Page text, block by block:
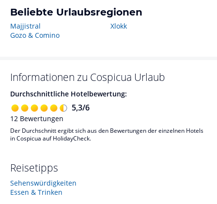
Beliebte Urlaubsregionen
Majjistral
Gozo & Comino
Xlokk
Informationen zu Cospicua Urlaub
Durchschnittliche Hotelbewertung:
5,3/6
12 Bewertungen
Der Durchschnitt ergibt sich aus den Bewertungen der einzelnen Hotels
in Cospicua auf HolidayCheck.
Reisetipps
Sehenswürdigkeiten
Essen & Trinken